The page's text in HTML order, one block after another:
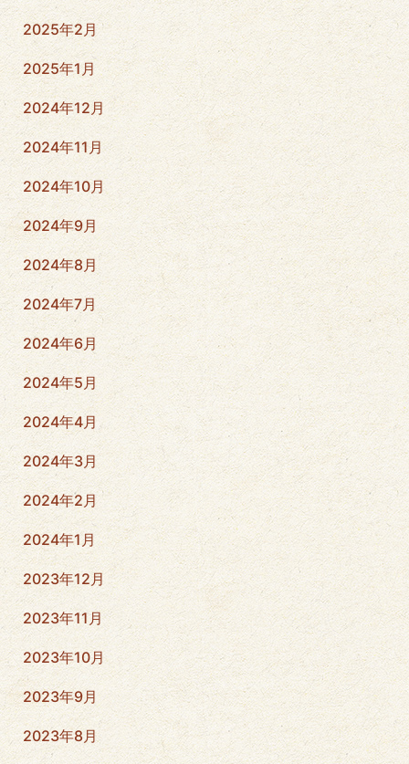
2025年2月
2025年1月
2024年12月
2024年11月
2024年10月
2024年9月
2024年8月
2024年7月
2024年6月
2024年5月
2024年4月
2024年3月
2024年2月
2024年1月
2023年12月
2023年11月
2023年10月
2023年9月
2023年8月